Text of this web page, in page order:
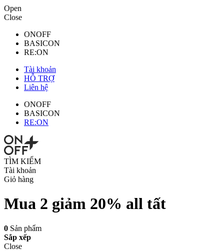
Open
Close
ONOFF
BASICON
RE:ON
Tài khoản
HỖ TRỢ
Liên hệ
ONOFF
BASICON
RE:ON
TÌM KIẾM
Tài khoản
Giỏ hàng
Mua 2 giảm 20% all tất
0 Sản phẩm
Sắp xếp
Close